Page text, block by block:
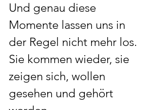
Und genau diese
Momente lassen uns in
der Regel nicht mehr los.
Sie kommen wieder, sie
zeigen sich, wollen
gesehen und gehört